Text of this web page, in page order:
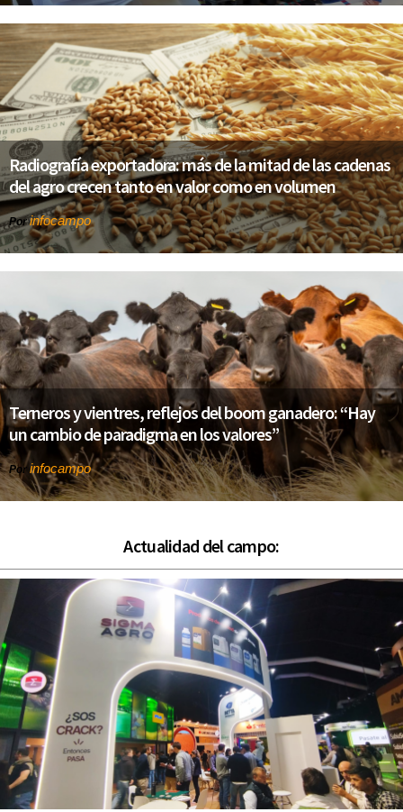
Radiografía exportadora: más de la mitad de las cadenas
del agro crecen tanto en valor como en volumen
Porinfocampo
Terneros y vientres, reflejos del boom ganadero: “Hay
un cambio de paradigma en los valores”
Por infocampo
Actualidad del campo: